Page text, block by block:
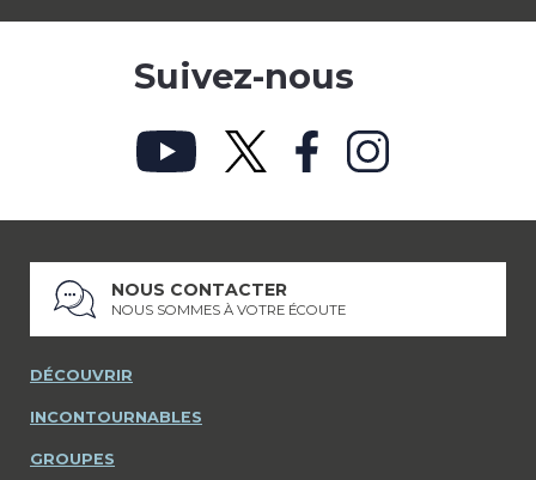
Suivez-nous
NOUS CONTACTER
NOUS SOMMES À VOTRE ÉCOUTE
DÉCOUVRIR
INCONTOURNABLES
GROUPES